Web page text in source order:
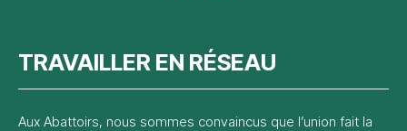
TRAVAILLER EN RÉSEAU
Aux Abattoirs, nous sommes convaincus que l’union fait la